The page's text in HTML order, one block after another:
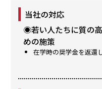
当社の対応
◉若い人たちに質の
めの施策
在学時の奨学金を返